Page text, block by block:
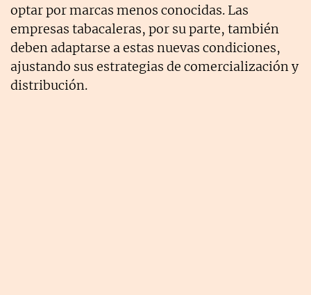
optar por marcas menos conocidas. Las
empresas tabacaleras, por su parte, también
deben adaptarse a estas nuevas condiciones,
ajustando sus estrategias de comercialización y
distribución.